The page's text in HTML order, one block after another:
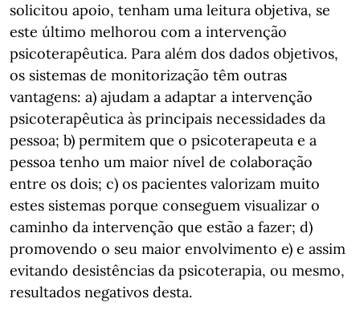
solicitou apoio, tenham uma leitura objetiva, se
este último melhorou com a intervenção
psicoterapêutica. Para além dos dados objetivos,
os sistemas de monitorização têm outras
vantagens: a) ajudam a adaptar a intervenção
psicoterapêutica às principais necessidades da
pessoa; b) permitem que o psicoterapeuta e a
pessoa tenho um maior nível de colaboração
entre os dois; c) os pacientes valorizam muito
estes sistemas porque conseguem visualizar o
caminho da intervenção que estão a fazer; d)
promovendo o seu maior envolvimento e) e assim
evitando desistências da psicoterapia, ou mesmo,
resultados negativos desta.